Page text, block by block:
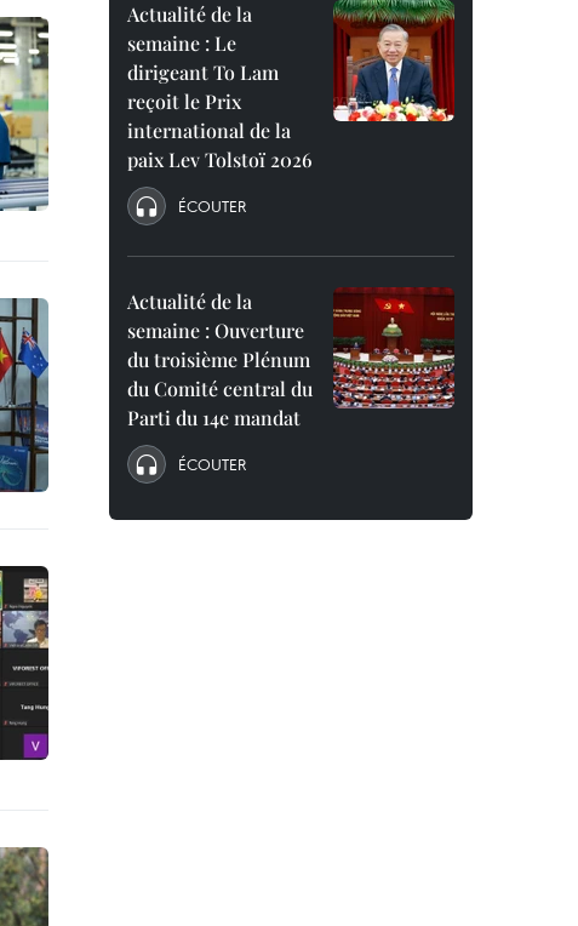
Actualité de la
semaine : Le
dirigeant To Lam
reçoit le Prix
international de la
paix Lev Tolstoï 2026
ÉCOUTER
Actualité de la
semaine : Ouverture
du troisième Plénum
du Comité central du
Parti du 14e mandat
ÉCOUTER